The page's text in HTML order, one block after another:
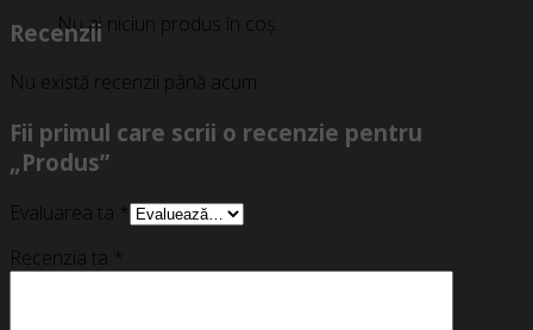
Nu ai niciun produs în coș.
Recenzii
Nu există recenzii până acum.
Fii primul care scrii o recenzie pentru
„Produs”
Evaluarea ta *
Recenzia ta *